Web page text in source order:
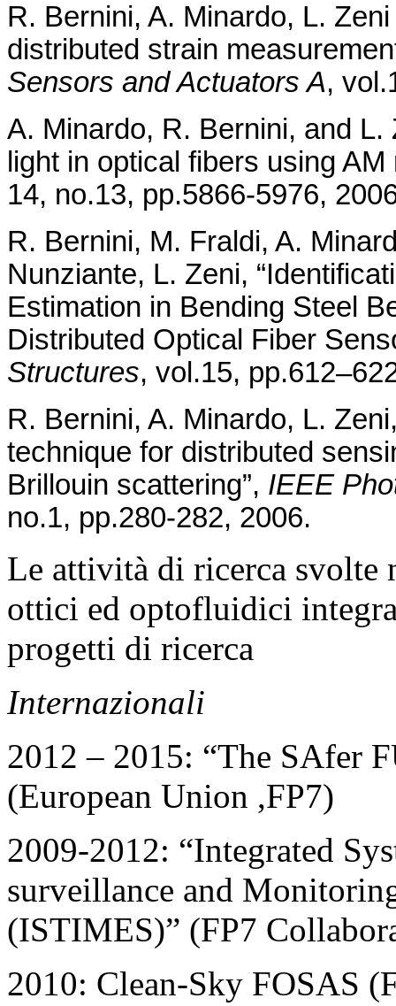
R. Bernini, A. Minardo, L.
distributed strain
Sensors and Actuators A,
A. Minardo, R. Bernini, and L.
light in optical fibers using
14, no.13, pp.5866-5976,
R. Bernini, M. Fraldi, A.
Nunziante, L. Zeni,
Estimation in Bending Steel
Distributed Optical Fiber
Structures, vol.15,
R. Bernini, A. Minardo, L.
technique for distributed
Brillouin scattering”, IEEE
no.1, pp.280-282, 2006.
Le attività di ricerca svolte
ottici ed optofluidici
progetti di ricerca
Internazionali
2012 – 2015: “The SAfer
(European Union ,FP7)
2009-2012: “Integrated
surveillance and
(ISTIMES)” (FP7
2010: Clean-Sky FOSAS